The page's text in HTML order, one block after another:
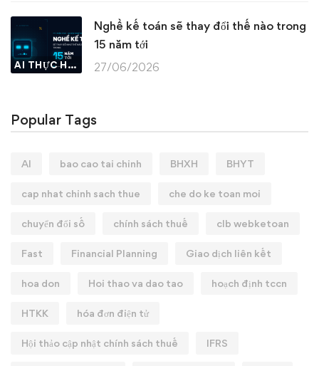
AI THỰC HÀNH
Nghề kế toán sẽ thay đổi thế nào trong
15 năm tới
27/06/2026
Popular Tags
AI bao cao tai chinh BHXH BHYT
cap nhat chinh sach thue che do ke toan moi
chuyển đổi số chính sách thuế clb webketoan
Fast Financial Planning Giao dịch liên kết
hoa don Hoi thao va dao tao hoạch định tccn
HTKK hóa đơn điện tử
Hội thảo cập nhật chính sách thuế IFRS